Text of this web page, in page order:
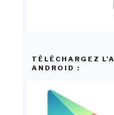
TÉLÉCHARGEZ
ANDROID :